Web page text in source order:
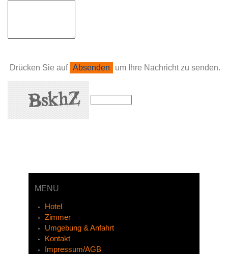
Drücken Sie auf um Ihre Nachricht zu senden.
MENU
Hotel
Zimmer
Umgebung & Anfahrt
Kontakt
Impressum/AGB